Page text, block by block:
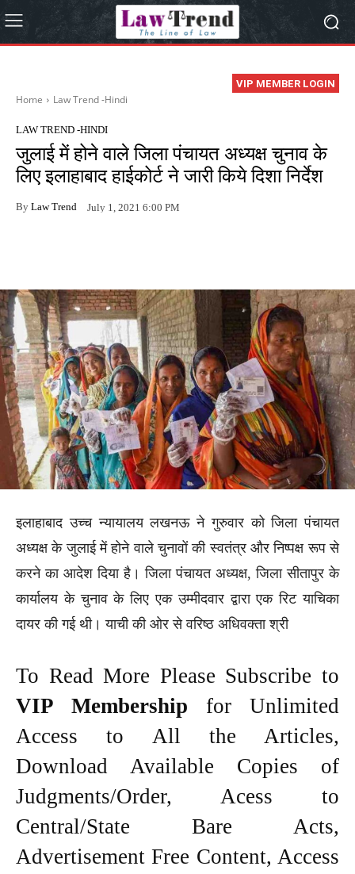
VIP MEMBER LOGIN
Home Law Trend -Hindi
LAW TREND -HINDI
जुलाई में होने वाले जिला पंचायत अध्यक्ष चुनाव के
लिए इलाहाबाद हाईकोर्ट ने जारी किये दिशा निर्देश
By Law Trend July 1, 2021 6:00 PM
इलाहाबाद उच्च न्यायालय लखनऊ ने गुरुवार को जिला पंचायत
अध्यक्ष के जुलाई में होने वाले चुनावों की स्वतंत्र और निष्पक्ष रूप से
करने का आदेश दिया है। जिला पंचायत अध्यक्ष, जिला सीतापुर के
कार्यालय के चुनाव के लिए एक उम्मीदवार द्वारा एक रिट याचिका
दायर की गई थी। याची की ओर से वरिष्ठ अधिवक्ता श्री
To Read More Please Subscribe to
VIP Membership for Unlimited
Access to All the Articles,
Download Available Copies of
Judgments/Order, Acess to
Central/State Bare Acts,
Advertisement Free Content, Access